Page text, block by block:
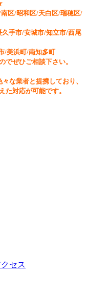
区/昭和区/天白区/瑞穂区/
手市/安城市/知立市/西尾
/美浜町/南知多町
ぜひご相談下さい。
な業者と提携しており、
た対応が可能です。
セス